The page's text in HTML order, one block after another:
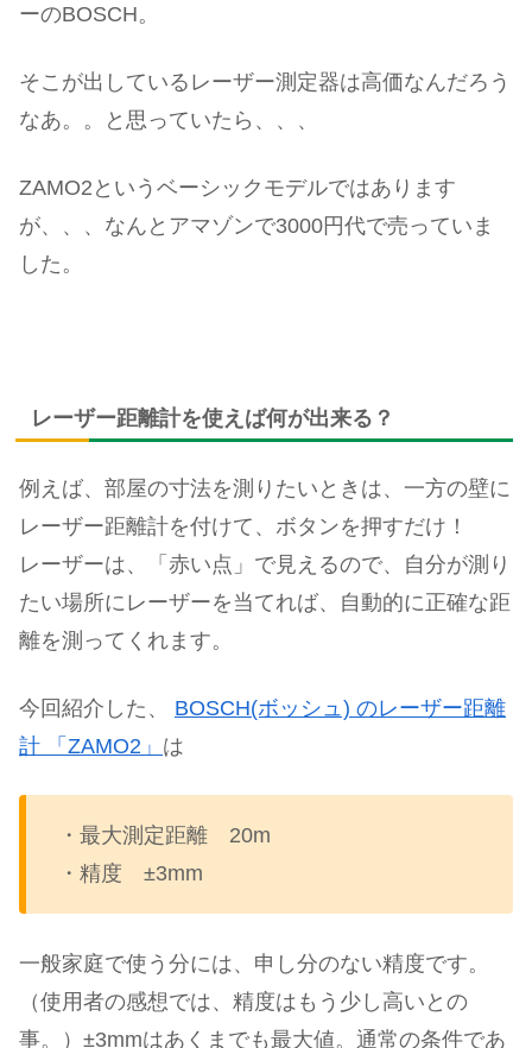
ーのBOSCH。
そこが出しているレーザー測定器は高価なんだろう
なあ。。と思っていたら、、、
ZAMO2というベーシックモデルではあります
が、、、なんとアマゾンで3000円代で売っていま
した。
レーザー距離計を使えば何が出来る？
例えば、部屋の寸法を測りたいときは、一方の壁に
レーザー距離計を付けて、ボタンを押すだけ！
レーザーは、「赤い点」で見えるので、自分が測り
たい場所にレーザーを当てれば、自動的に正確な距
離を測ってくれます。
今回紹介した、 BOSCH(ボッシュ) のレーザー距離
計 「ZAMO2」 は
・最大測定距離 20m
・精度 ±3mm
一般家庭で使う分には、申し分のない精度です。
（使用者の感想では、精度はもう少し高いとの
事。）±3mmはあくまでも最大値。通常の条件であ